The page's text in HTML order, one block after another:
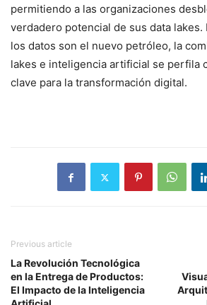
permitiendo a las organizaciones
verdadero potencial de sus data lakes.
los datos son el nuevo petróleo, la
lakes e inteligencia artificial se perfila
clave para la transformación digital.
Previous article
La Revolución Tecnológica
en la Entrega de Productos:
El Impacto de la Inteligencia